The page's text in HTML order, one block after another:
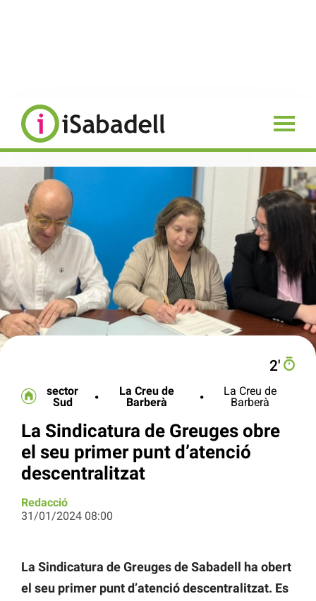
2′
sector
Sud
La Creu de
Barberà
La Creu de
Barberà
La Sindicatura de Greuges obre
el seu primer punt d’atenció
descentralitzat
Redacció
31/01/2024 08:00
La Sindicatura de Greuges de Sabadell ha obert
el seu primer punt d’atenció descentralitzat. Es